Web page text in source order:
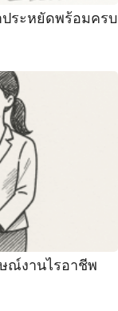
ระหยัดพร้อมครบ
ณ์งานไรอาชีพ